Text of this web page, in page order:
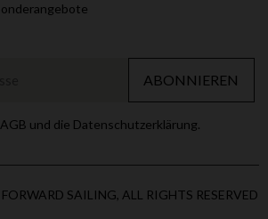
ABONNIEREN
und die Datenschutzerklärung.
SAILING, ALL RIGHTS RESERVED